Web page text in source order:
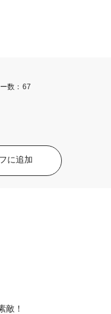
数：67
に追加
敵！